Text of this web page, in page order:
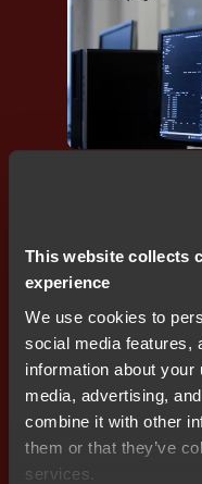
This website collects
experience
We use cookies to
social media features,
information about
media, advertising,
combine it with other
them or that they’ve
services.
Blog